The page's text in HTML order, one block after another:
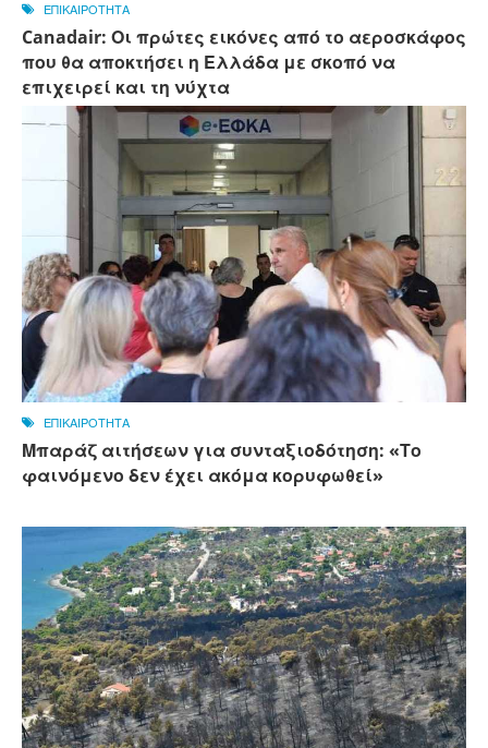
ΕΠΙΚΑΙΡΟΤΗΤΑ
Canadair: Οι πρώτες εικόνες από το αεροσκάφος
που θα αποκτήσει η Ελλάδα με σκοπό να
επιχειρεί και τη νύχτα
ΕΠΙΚΑΙΡΟΤΗΤΑ
Μπαράζ αιτήσεων για συνταξιοδότηση: «Το
φαινόμενο δεν έχει ακόμα κορυφωθεί»